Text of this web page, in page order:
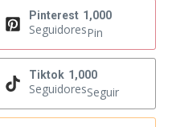
Pinterest 1,000
SeguidoresPin
Tiktok 1,000
SeguidoresSeguir